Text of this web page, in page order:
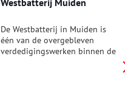
Westbatterij Muiden
De Westbatterij in Muiden is
één van de overgebleven
verdedigingswerken binnen de